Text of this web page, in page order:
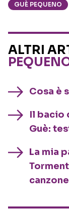
GUÈ PEQUENO
ALTRI
Cosa è
Il bacio
Guè:
La mia